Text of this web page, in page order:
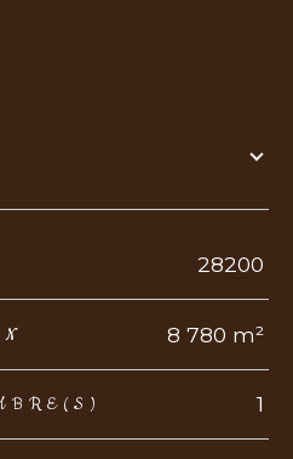
TRAD_ZEPHYR_Valeurs
28200
8 780 m²
1